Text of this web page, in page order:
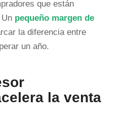
que están
pequeño margen de
la diferencia entre
un año.
la venta